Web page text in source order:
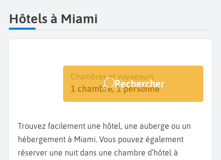
Hôtels à Miami
Destination
Miami
Dates
Dates de votre séjour
Chambres et voyageurs
1 chambre, 1 personne
Rechercher
Trouvez facilement une hôtel, une auberge ou un
hébergement à Miami. Vous pouvez également
réserver une nuit dans une chambre d’hôtel à